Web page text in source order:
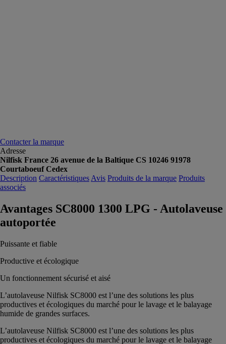
Contacter la marque
Adresse
Nilfisk France 26 avenue de la Baltique CS 10246 91978
Courtaboeuf Cedex
Description Caractéristiques Avis Produits de la marque Produits
associés
Avantages SC8000 1300 LPG - Autolaveuse
autoportée
Puissante et fiable
Productive et écologique
Un fonctionnement sécurisé et aisé
L’autolaveuse Nilfisk SC8000 est l’une des solutions les plus
productives et écologiques du marché pour le lavage et le balayage
humide de grandes surfaces.
L’autolaveuse Nilfisk SC8000 est l’une des solutions les plus
productives et écologiques du marché pour le lavage et le balayage